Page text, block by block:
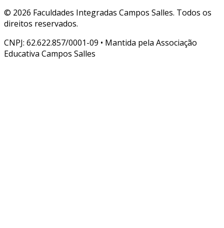
© 2026 Faculdades Integradas Campos Salles. Todos os
direitos reservados.
CNPJ: 62.622.857/0001-09 • Mantida pela Associação
Educativa Campos Salles